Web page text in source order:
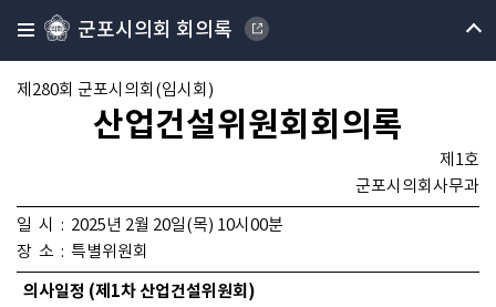
군포시의회 회의록
제280회 군포시의회(임시회)
산업건설위원회회의록
제1호
군포시의회사무과
일 시 : 2025년 2월 20일(목) 10시00분
장 소 : 특별위원회
의사일정 (제1차 산업건설위원회)